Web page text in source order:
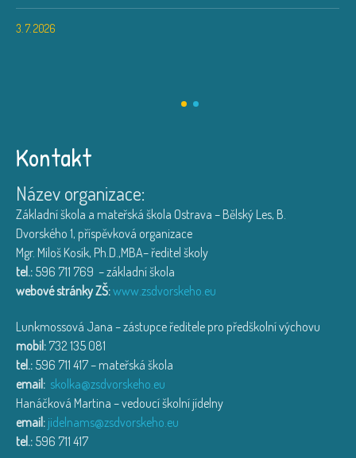
3. 7. 2026
Kontakt
Název organizace:
Základní škola a mateřská škola Ostrava – Bělský Les, B.
Dvorského 1, příspěvková organizace
Mgr. Miloš Kosík, Ph.D.,MBA– ředitel školy
tel.: 596 711 769 – základní škola
webové stránky ZŠ:www.zsdvorskeho.eu
Lunkmossová Jana – zástupce ředitele pro předškolní výchovu
mobil: 732 135 081
tel.: 596 711 417 – mateřská škola
email: skolka@zsdvorskeho.eu
Hanáčková Martina – vedoucí školní jídelny
email: jidelnams@zsdvorskeho.eu
tel.: 596 711 417